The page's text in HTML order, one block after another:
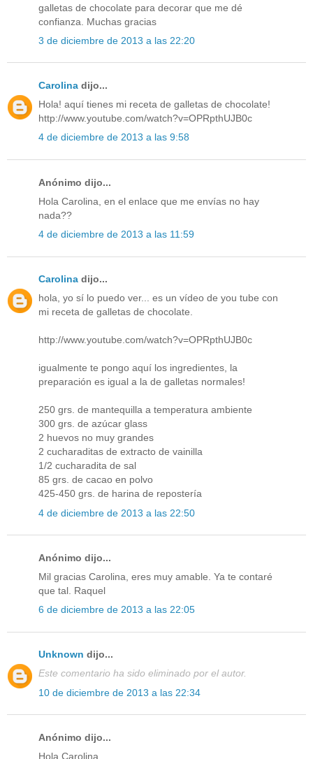
galletas de chocolate para decorar que me dé
confianza. Muchas gracias
3 de diciembre de 2013 a las 22:20
Carolina dijo...
Hola! aquí tienes mi receta de galletas de chocolate!
http://www.youtube.com/watch?v=OPRpthUJB0c
4 de diciembre de 2013 a las 9:58
Anónimo dijo...
Hola Carolina, en el enlace que me envías no hay
nada??
4 de diciembre de 2013 a las 11:59
Carolina dijo...
hola, yo sí lo puedo ver... es un vídeo de you tube con
mi receta de galletas de chocolate.
http://www.youtube.com/watch?v=OPRpthUJB0c
igualmente te pongo aquí los ingredientes, la
preparación es igual a la de galletas normales!
250 grs. de mantequilla a temperatura ambiente
300 grs. de azúcar glass
2 huevos no muy grandes
2 cucharaditas de extracto de vainilla
1/2 cucharadita de sal
85 grs. de cacao en polvo
425-450 grs. de harina de repostería
4 de diciembre de 2013 a las 22:50
Anónimo dijo...
Mil gracias Carolina, eres muy amable. Ya te contaré
que tal. Raquel
6 de diciembre de 2013 a las 22:05
Unknown dijo...
Este comentario ha sido eliminado por el autor.
10 de diciembre de 2013 a las 22:34
Anónimo dijo...
Hola Carolina,